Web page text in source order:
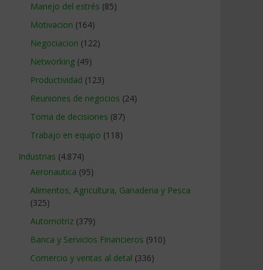
Manejo del estrés (85)
Motivacion (164)
Negociacion (122)
Networking (49)
Productividad (123)
Reuniones de negocios (24)
Toma de decisiones (87)
Trabajo en equipo (118)
Industrias (4.874)
Aeronautica (95)
Alimentos, Agricultura, Ganaderia y Pesca
(325)
Automotriz (379)
Banca y Servicios Financieros (910)
Comercio y ventas al detal (336)